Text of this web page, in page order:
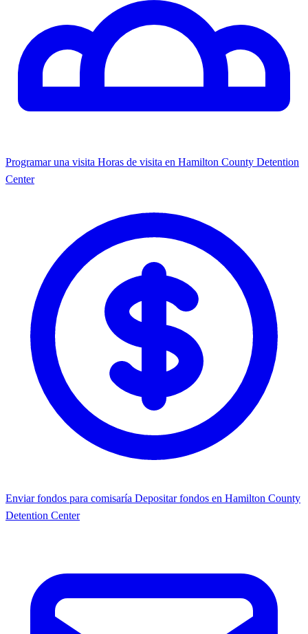
Programar una visita Horas de visita en Hamilton County Detention
Center
Enviar fondos para comisaría Depositar fondos en Hamilton County
Detention Center